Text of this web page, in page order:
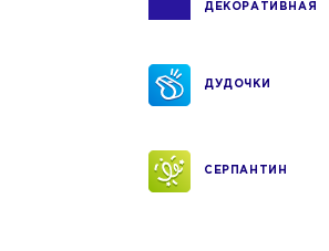
ДЕКОРАТИВНАЯ
ДУДОЧКИ
СЕРПАНТИН